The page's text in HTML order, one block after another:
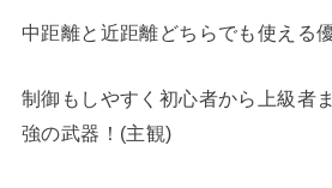
中距離と近距離どちらでも使える
制御もしやすく初心者から上級者
強の武器！(主観)